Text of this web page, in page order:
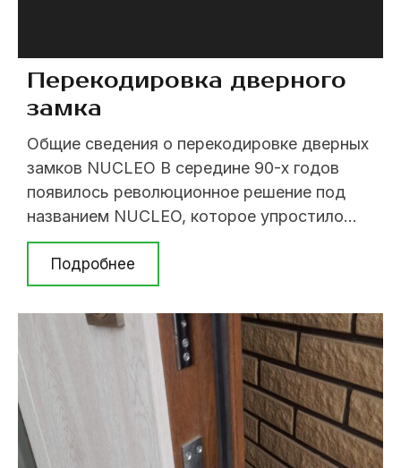
Перекодировка дверного
замка
Общие сведения о перекодировке дверных
замков NUCLEO В середине 90-х годов
появилось революционное решение под
названием NUCLEO, которое упростило
функцию смены ключей в сейфовом
механизме. В некоторых сувальдных
моделях замков MOTTURA и SECUREMME
используется сменный механизм
секретности NUCLEO. Так что же такое
NUCLEO? NUCLEO - это отдельный
сменный блок, который позволяет в случае
необходимости ...
Подробнее